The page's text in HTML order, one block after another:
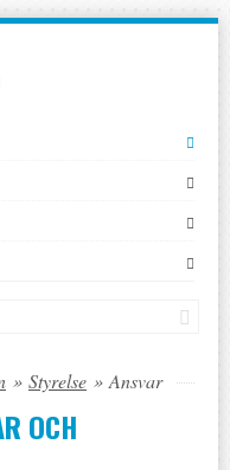
» Styrelse » Ansvar
OCH